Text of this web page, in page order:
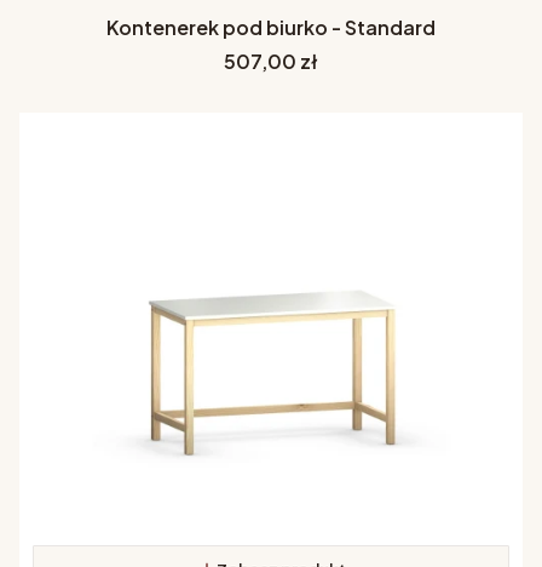
Kontenerek pod biurko - Standard
Cena
507,00 zł